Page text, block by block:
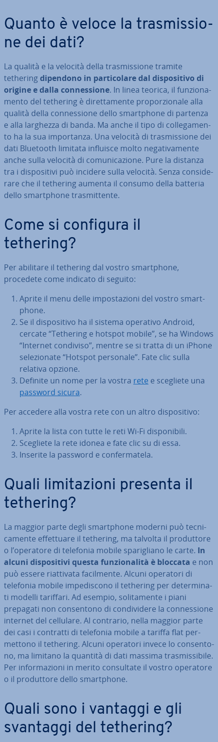
Quanto è veloce la tra­smis­sio­
ne dei dati?
La qualità e la velocità della tra­smis­sio­ne tramite
tetheringdipendono in par­ti­co­la­re dal di­spo­si­ti­vo di
origine e dalla con­nes­sio­ne. In linea teorica, il fun­zio­na­
men­to del tethering è di­ret­ta­men­te pro­por­zio­na­le alla
qualità della con­nes­sio­ne dello smart­pho­ne di partenza
e alla larghezza di banda. Ma anche il tipo di col­le­ga­men­
to ha la sua im­por­tan­za. Una velocità di tra­smis­sio­ne dei
dati Bluetooth limitata influisce molto ne­ga­ti­va­men­te
anche sulla velocità di co­mu­ni­ca­zio­ne. Pure la distanza
tra i di­spo­si­ti­vi può incidere sulla velocità. Senza con­si­de­
ra­re che il tethering aumenta il consumo della batteria
dello smart­pho­ne tra­smit­ten­te.
Come si configura il
tethering?
Per abilitare il tethering dal vostro smart­pho­ne,
procedete come indicato di seguito:
Aprite il menu delle im­po­sta­zio­ni del vostro smart­
pho­ne.
Se il di­spo­si­ti­vo ha il sistema operativo Android,
cercate “Tethering e hotspot mobile”, se ha Windows
“Internet condiviso”, mentre se si tratta di un iPhone
se­le­zio­na­te “Hotspot personale”. Fate clic sulla
relativa opzione.
Definite un nome per la vostra rete e scegliete una
password sicura.
Per accedere alla vostra rete con un altro di­spo­si­ti­vo:
Aprite la lista con tutte le reti Wi-Fi di­spo­ni­bi­li.
Scegliete la rete idonea e fate clic su di essa.
Inserite la password e con­fer­ma­te­la.
Quali li­mi­ta­zio­ni presenta il
tethering?
La maggior parte degli smart­pho­ne moderni può tec­ni­
ca­men­te ef­fet­tua­re il tethering, ma talvolta il pro­dut­to­re
o l’operatore di telefonia mobile spa­ri­glia­no le carte. In
alcuni di­spo­si­ti­vi questa fun­zio­na­li­tà è bloccata e non
può essere riat­ti­va­ta fa­cil­men­te. Alcuni operatori di
telefonia mobile im­pe­di­sco­no il tethering per de­ter­mi­na­
ti modelli tariffari. Ad esempio, so­li­ta­men­te i piani
prepagati non con­sen­to­no di con­di­vi­de­re la con­nes­sio­ne
internet del cellulare. Al contrario, nella maggior parte
dei casi i contratti di telefonia mobile a tariffa flat per­
met­to­no il tethering. Alcuni operatori invece lo con­sen­to­
no, ma limitano la quantità di dati massima tra­smis­si­bi­le.
Per in­for­ma­zio­ni in merito con­sul­ta­te il vostro operatore
o il pro­dut­to­re dello smart­pho­ne.
Quali sono i vantaggi e gli
svantaggi del tethering?